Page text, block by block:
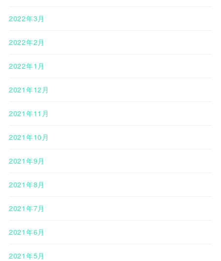
2022年3月
2022年2月
2022年1月
2021年12月
2021年11月
2021年10月
2021年9月
2021年8月
2021年7月
2021年6月
2021年5月